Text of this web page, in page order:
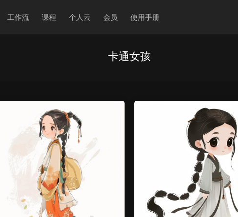
工作流 课程 个人云 会员 使用手册
卡通女孩